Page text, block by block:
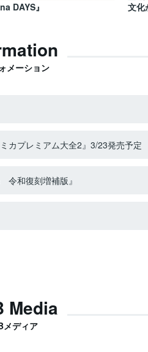
DAYS』 文化
メーション
カプレミアム大全2』3/23発売予定
令和復刻増補版』
Media
メディア